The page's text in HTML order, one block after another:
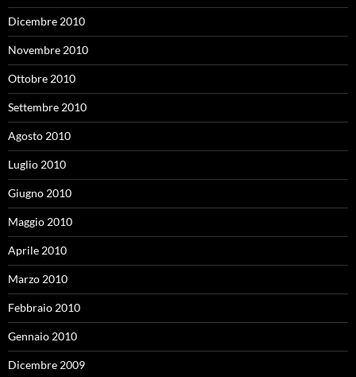
Dicembre 2010
Novembre 2010
Ottobre 2010
Settembre 2010
Agosto 2010
Luglio 2010
Giugno 2010
Maggio 2010
Aprile 2010
Marzo 2010
Febbraio 2010
Gennaio 2010
Dicembre 2009